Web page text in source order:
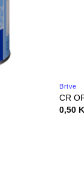
Brtve
CR
0,50